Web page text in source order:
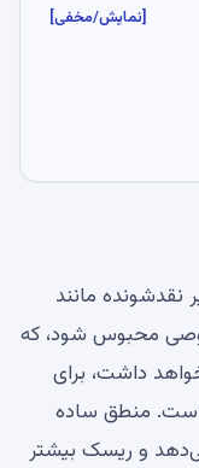
[نمایش/مخفی]
نقدشونده مانند
محبوس شود، که
داشت، برای
است. منطق ساده
و ریسک بیشتر